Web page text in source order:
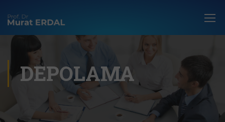
DEPOLAMA